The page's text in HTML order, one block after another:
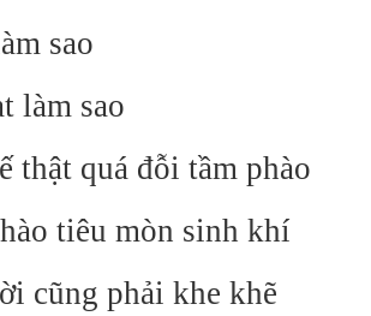
sao
làm sao
thật quá đỗi tầm phào
tiêu mòn sinh khí
cũng phải khe khẽ